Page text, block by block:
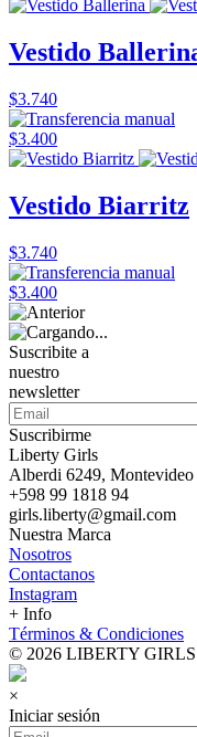
Vestido
$3.740
$3.400
Vestido Biarritz
$3.740
$3.400
Suscribite a
nuestro
newsletter
Suscribirme
Liberty Girls
Alberdi 6249, Montevideo
+598 99 1818 94
girls.liberty@gmail.com
Nuestra Marca
Nosotros
Contactanos
Instagram
+ Info
Términos & Condiciones
© 2026 LIBERTY GIRLS
×
Iniciar sesión